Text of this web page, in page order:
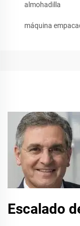
almohadilla
máquina
Escalado